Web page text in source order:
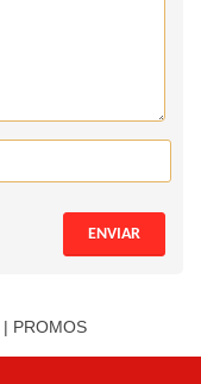
ENVIAR
| PROMOS